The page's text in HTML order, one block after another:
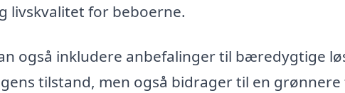
livskvalitet for beboerne.
også inkludere anbefalinger til bæredygtige
tilstand, men også bidrager til en